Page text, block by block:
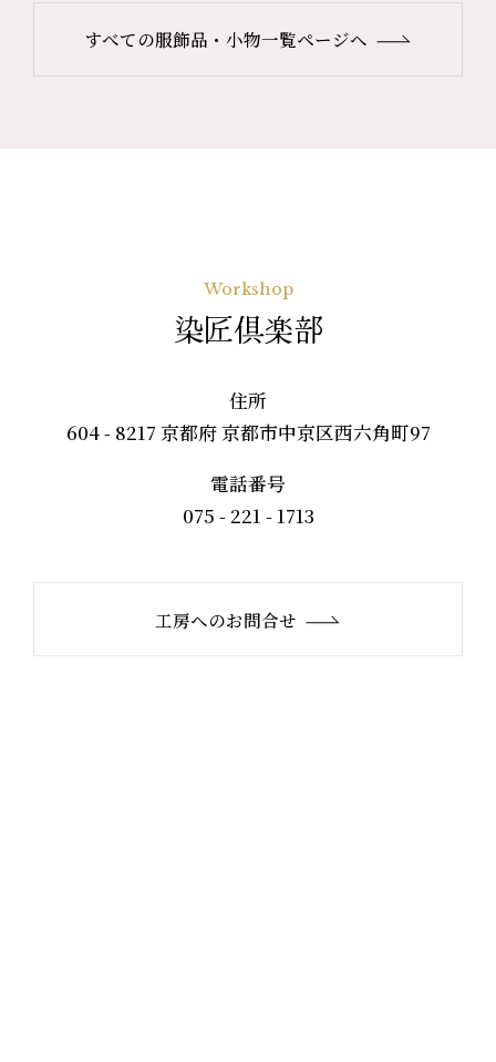
すべての服飾品・小物一覧ページへ
Workshop
染匠倶楽部
住所
604 - 8217 京都府 京都市中京区西六角町97
電話番号
075 - 221 - 1713
工房へのお問合せ